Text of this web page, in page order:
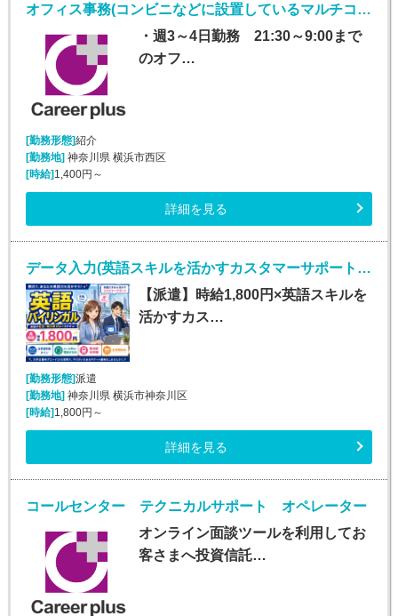
オフィス事務(コンビニなどに設置しているマルチコピー機に関するバック事務)
・週3～4日勤務 21:30～9:00まで
のオフ…
[勤務形態]紹介
[勤務地] 神奈川県 横浜市西区
[時給] 1,400円～
詳細を見る
データ入力(英語スキルを活かすカスタマーサポート／英語バイリンガル)
【派遣】時給1,800円×英語スキルを
活かすカス…
[勤務形態]派遣
[勤務地] 神奈川県 横浜市神奈川区
[時給] 1,800円～
詳細を見る
コールセンター テクニカルサポート オペレーター
オンライン面談ツールを利用してお
客さまへ投資信託…